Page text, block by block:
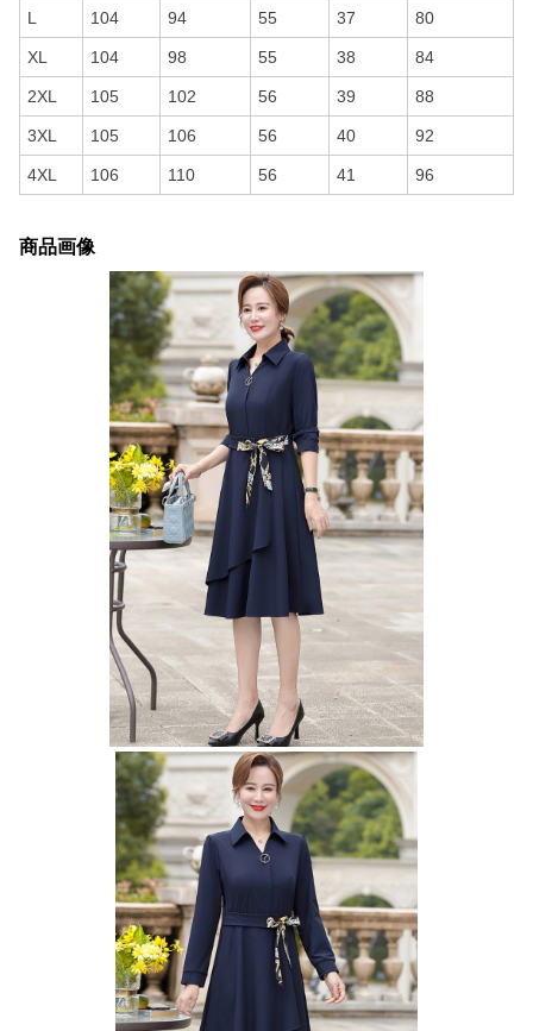
L 104 94 55 37 80
XL 104 98 55 38 84
2XL 105 102 56 39 88
3XL 105 106 56 40 92
4XL 106 110 56 41 96
商品画像